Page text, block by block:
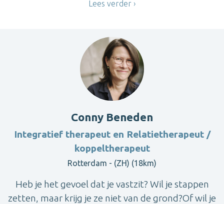
Lees verder
Conny Beneden
Integratief therapeut en Relatietherapeut /
koppeltherapeut
Rotterdam - (ZH) (18km)
Heb je het gevoel dat je vastzit? Wil je stappen
zetten, maar krijg je ze niet van de grond?Of wil je